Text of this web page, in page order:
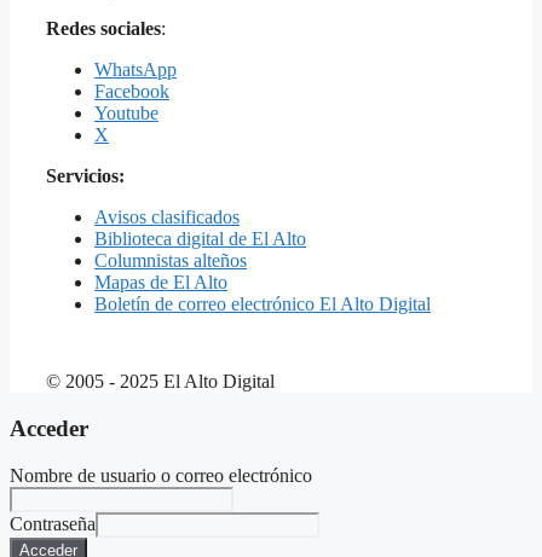
Redes sociales:
WhatsApp
Facebook
Youtube
X
Servicios:
Avisos clasificados
Biblioteca digital de El Alto
Columnistas alteños
Mapas de El Alto
Boletín de correo electrónico El Alto Digital
© 2005 - 2025 El Alto Digital
Acceder
Nombre de usuario o correo electrónico
Contraseña
Acceder